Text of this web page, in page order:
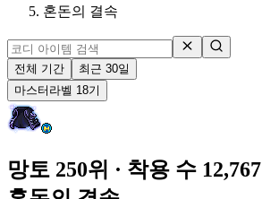
혼돈의 결속
전체 기간
최근 30일
마스터 라벨 18기
망토 250위 · 착용 수 12,767